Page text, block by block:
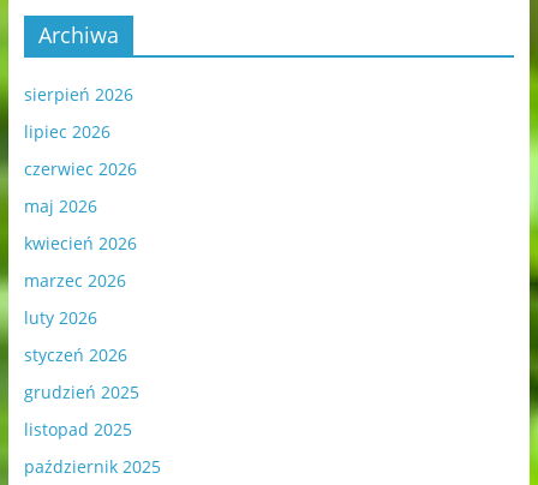
Archiwa
sierpień 2026
lipiec 2026
czerwiec 2026
maj 2026
kwiecień 2026
marzec 2026
luty 2026
styczeń 2026
grudzień 2025
listopad 2025
październik 2025